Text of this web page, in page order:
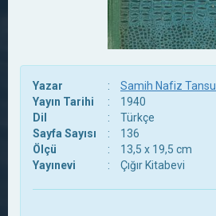
Yazar :
Samih Nafiz Tansu
Yayın Tarihi
:
1940
Dil
:
Türkçe
Sayfa Sayısı
:
136
Ölçü
:
13,5 x 19,5 cm
Yayınevi
: Çığır Kitabevi